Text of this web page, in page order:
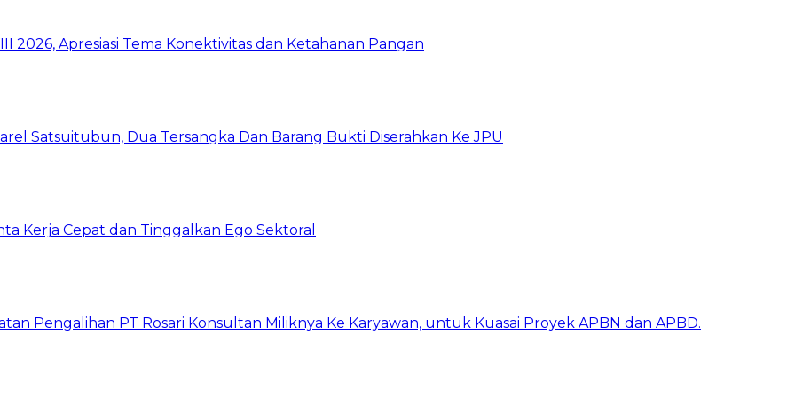
Apresiasi Tema Konektivitas dan Ketahanan Pangan
Satsuitubun, Dua Tersangka Dan Barang Bukti Diserahkan Ke JPU
Kerja Cepat dan Tinggalkan Ego Sektoral
Pengalihan PT Rosari Konsultan Miliknya Ke Karyawan, untuk Kuasai Proyek APBN dan APBD.